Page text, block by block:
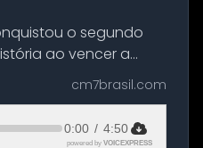
o segundo
ao vencer a
domingo (19), na
de 2026. Depois
o te...
cm7brasil.com
0:00 / 4:50
powered by VOICEXPRESS